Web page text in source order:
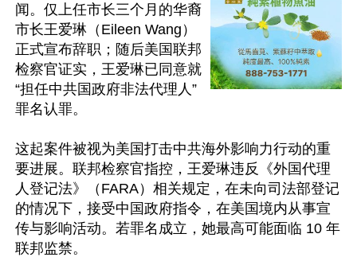
闻。仅上任市长三个月的华裔
市长王爱琳（Eileen Wang）
正式宣布辞职；随后美国联邦
检察官证实，王爱琳已同意就
“担任中共国政府非法代理人”
罪名认罪。
这起案件被视为美国打击中共海外影响力行动的重
要进展。联邦检察官指控，王爱琳违反《外国代理
人登记法》（FARA）相关规定，在未向司法部登记
的情况下，接受中国政府指令，在美国境内从事宣
传与影响活动。若罪名成立，她最高可能面临 10 年
联邦监禁。